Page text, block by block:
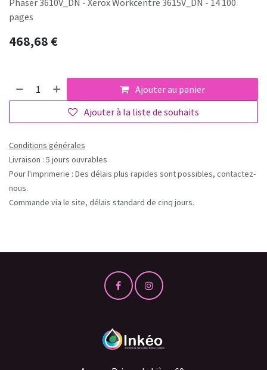
Phaser 3610V_DN - Xerox Workcentre 3615V_DN - 14 100
pages
468,68€
Ajouter au panier
Ajouter à la liste de souhaits
Conditions générales
Livraison : 5 jours ouvrables
Pour l'imprimerie : Des délais plus rapides sont possibles, contactez-
nous.
Commande via le site, délais standard de cinq jours.